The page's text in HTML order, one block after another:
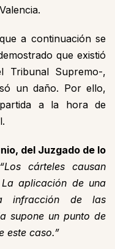
a continuación se
que existió
Tribunal Supremo-,
un daño. Por ello,
a la hora de
del Juzgado de lo
cárteles causan
aplicación de una
infracción de las
supone un punto de
este caso.”